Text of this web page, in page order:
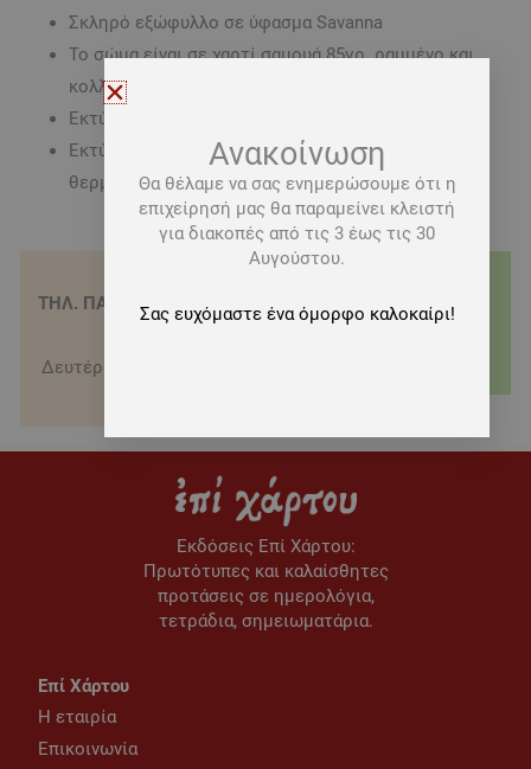
Σκληρό εξώφυλλο σε ύφασμα Savanna
Το σώμα είναι σε χαρτί σαμουά 85γρ. ραμμένο και
κολλημένο
Εκτύπωση σώματος με την μέθοδο της Offset
Εκτύπωση εξωφύλλου με την μέθοδο της
θερμοτυπίας
ΤΗΛ. ΠΑΡΑΓΓΕΛΙΕΣ - 210
Δευτέρα-Σάββατο 09:00-
ΤΡΟΠΟΙ ΑΠΟΣΤΟΛΗΣ
Εκδόσεις Eπί Χάρτου:
Πρωτότυπες και καλαίσθητες
προτάσεις σε ημερολόγια,
τετράδια, σημειωματάρια.
Επί Χάρτου
Η εταιρία
Επικοινωνία
Ανακοίνωση
Θα θέλαμε να σας ενημερώσουμε ότι η
επιχείρησή μας θα παραμείνει κλειστή
για διακοπές από τις 3 έως τις 30
Αυγούστου.
Σας ευχόμαστε ένα όμορφο καλοκαίρι!